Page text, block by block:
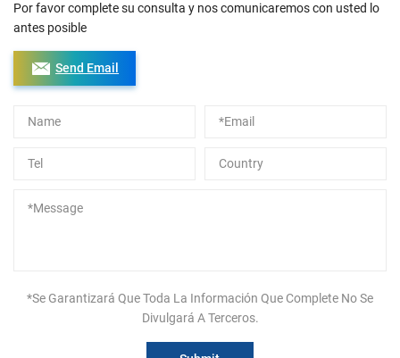
Por favor complete su consulta y nos comunicaremos con usted lo
antes posible
Send Email
*Se Garantizará Que Toda La Información Que Complete No Se
Divulgará A Terceros.
Alternative: